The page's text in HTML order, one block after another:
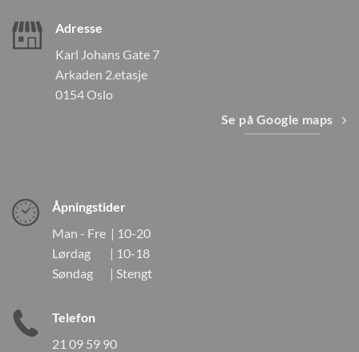
Adresse
Karl Johans Gate 7
Arkaden 2.etasje
0154 Oslo
Se på Google maps
Åpningstider
Man - Fre | 10-20
Lørdag | 10-18
Søndag | Stengt
Telefon
21 09 59 90